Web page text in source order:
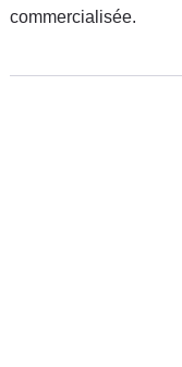
commercialisée.